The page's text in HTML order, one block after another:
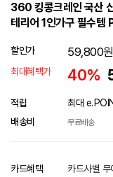
360 킹콩크레인 국산
테리어 1인가구 필수템
할인가 59,800원
최대혜택가
40%
적립 최대
배송비
무료배송
카드혜택 카드사별